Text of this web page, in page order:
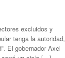
excluidos y
tenga la autoridad,
El gobernador Axel